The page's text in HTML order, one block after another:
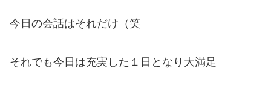
今日の会話はそれだけ（笑
それでも今日は充実した１日となり大満足